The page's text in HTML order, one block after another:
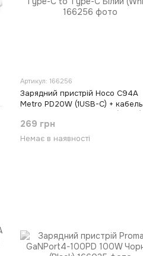
Артикул: 166256
Зарядний пристрій Hoco C94A
Metro PD20W (1USB-C) + кабель
269 грн
Немає в наявності